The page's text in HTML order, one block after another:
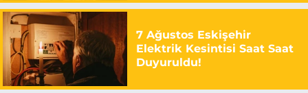
7 Ağustos Eskişehir
Elektrik Kesintisi Saat Saat
Duyuruldu!